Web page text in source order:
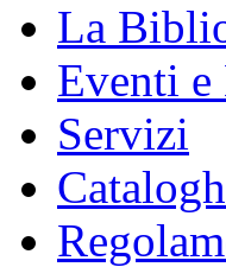
La
Eventi e
Servizi